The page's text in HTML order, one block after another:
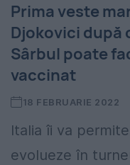
Prima veste
Djokovici după
Sârbul poate
vaccinat
18 FEBRUARIE 2022
Italia îi va
evolueze în